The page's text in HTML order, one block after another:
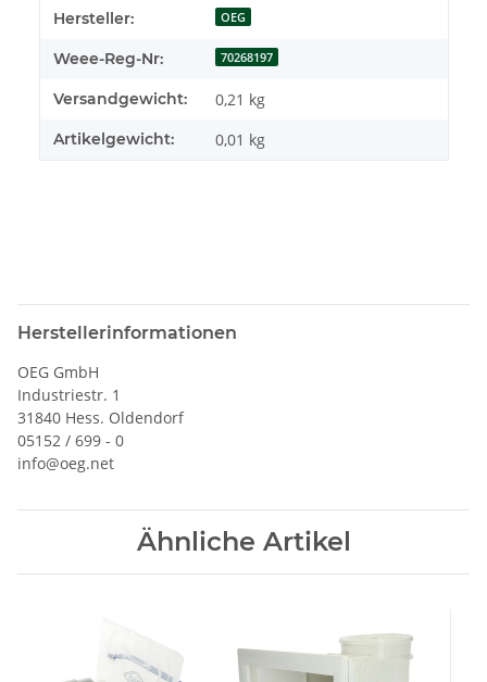
Produkteigenschaft
Wert
Hersteller: OEG
Weee-Reg-Nr: 70268197
Versandgewicht: 0,21 kg
Artikelgewicht: 0,01 kg
Herstellerinformationen
OEG GmbH
Industriestr. 1
31840 Hess. Oldendorf
05152 / 699 - 0
info@oeg.net
Ähnliche Artikel